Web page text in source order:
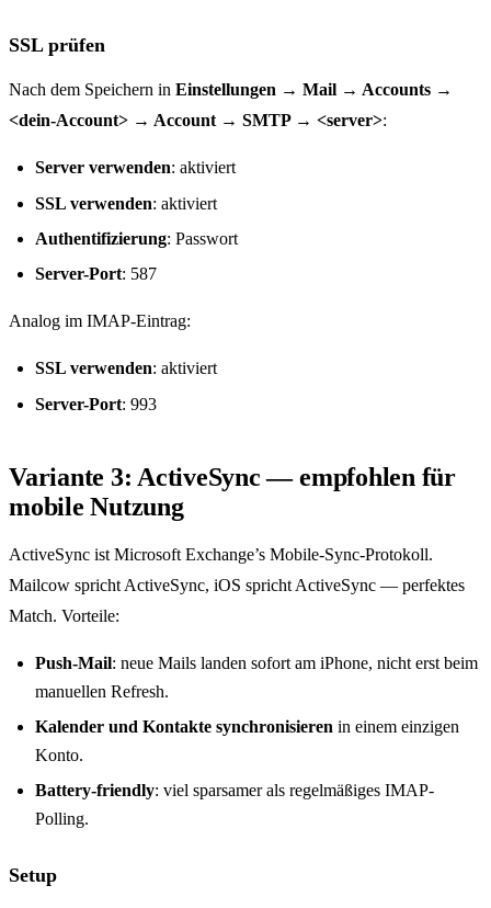
SSL prüfen
Nach dem Speichern in Einstellungen → Mail → Accounts →
<dein-Account> → Account → SMTP → <server>:
Server verwenden: aktiviert
SSL verwenden: aktiviert
Authentifizierung: Passwort
Server-Port: 587
Analog im IMAP-Eintrag:
SSL verwenden: aktiviert
Server-Port: 993
Variante 3: ActiveSync — empfohlen für
mobile Nutzung
ActiveSync ist Microsoft Exchange’s Mobile-Sync-Protokoll.
Mailcow spricht ActiveSync, iOS spricht ActiveSync — perfektes
Match. Vorteile:
Push-Mail: neue Mails landen sofort am iPhone, nicht erst beim
manuellen Refresh.
Kalender und Kontakte synchronisieren in einem einzigen
Konto.
Battery-friendly: viel sparsamer als regelmäßiges IMAP-
Polling.
Setup